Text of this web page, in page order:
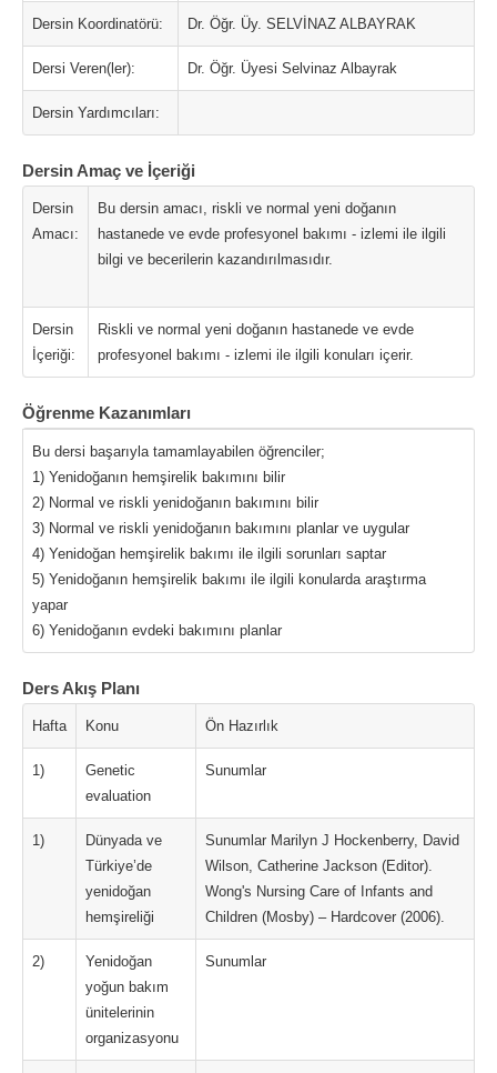
Dersin Koordinatörü: Dr. Öğr. Üy. SELVİNAZ ALBAYRAK
Dersi Veren(ler): Dr. Öğr. Üyesi Selvinaz Albayrak
Dersin Yardımcıları:
Dersin Amaç ve İçeriği
Dersin
Amacı:
Bu dersin amacı, riskli ve normal yeni doğanın
hastanede ve evde profesyonel bakımı - izlemi ile ilgili
bilgi ve becerilerin kazandırılmasıdır.
Dersin
İçeriği:
Riskli ve normal yeni doğanın hastanede ve evde
profesyonel bakımı - izlemi ile ilgili konuları içerir.
Öğrenme Kazanımları
Bu dersi başarıyla tamamlayabilen öğrenciler;
1) Yenidoğanın hemşirelik bakımını bilir
2) Normal ve riskli yenidoğanın bakımını bilir
3) Normal ve riskli yenidoğanın bakımını planlar ve uygular
4) Yenidoğan hemşirelik bakımı ile ilgili sorunları saptar
5) Yenidoğanın hemşirelik bakımı ile ilgili konularda araştırma
yapar
6) Yenidoğanın evdeki bakımını planlar
Ders Akış Planı
Hafta Konu Ön Hazırlık
1)
Genetic
evaluation
Sunumlar
1)
Dünyada ve
Türkiye’de
yenidoğan
hemşireliği
Sunumlar Marilyn J Hockenberry, David
Wilson, Catherine Jackson (Editor).
Wong's Nursing Care of Infants and
Children (Mosby) – Hardcover (2006).
2)
Yenidoğan
yoğun bakım
ünitelerinin
organizasyonu
Sunumlar